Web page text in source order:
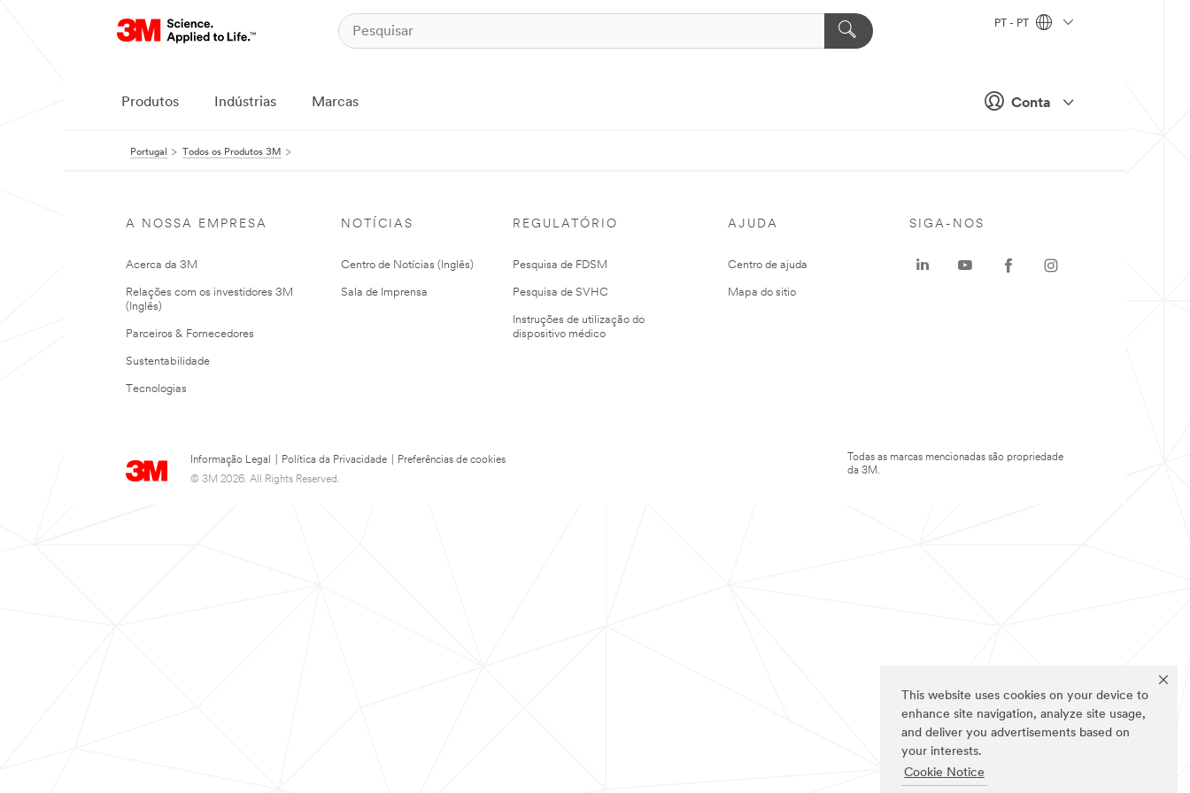
This website uses cookies on your device to
enhance site navigation, analyze site usage,
and deliver you advertisements based on
your interests.
Cookie Notice
Conta
PT - PT
Produtos Indústrias Marcas
Portugal Todos os Produtos 3M
A NOSSA EMPRESA
Acerca da 3M
Relações com os investidores 3M
(Inglês)
Parceiros & Fornecedores
Sustentabilidade
Tecnologias
NOTÍCIAS
Centro de Notícias (Inglês)
Sala de Imprensa
REGULATÓRIO
Pesquisa de FDSM
Pesquisa de SVHC
Instruções de utilização do
dispositivo médico
AJUDA
Centro de ajuda
Mapa do sitio
Informação Legal Política da Privacidade
Preferências de cookies
© 3M 2026. All Rights Reserved.
SIGA-NOS
Todas as marcas mencionadas são propriedade
da 3M.